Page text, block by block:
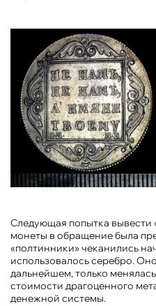
Следующая попытка вывести
монеты в обращение была
«полтинники» чеканились
использовалось серебро.
дальнейшем, только
стоимости драгоценного
денежной системы.